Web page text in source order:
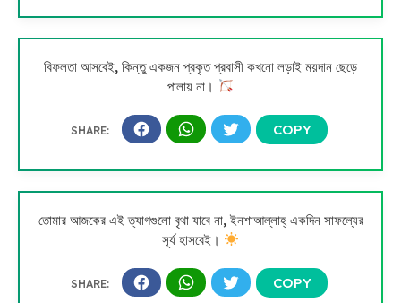
বিফলতা আসবেই, কিন্তু একজন প্রকৃত প্রবাসী কখনো লড়াই ময়দান ছেড়ে
পালায় না।
তোমার আজকের এই ত্যাগগুলো বৃথা যাবে না, ইনশাআল্লাহ্ একদিন সাফল্যের
সূর্য হাসবেই।